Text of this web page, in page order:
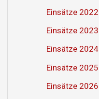
Einsätze 2022
Einsätze 2023
Einsätze 2024
Einsätze 2025
Einsätze 2026